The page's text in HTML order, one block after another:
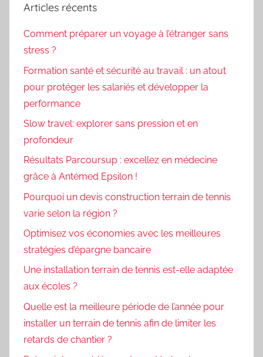
Articles récents
Comment préparer un voyage à l’étranger sans
stress ?
Formation santé et sécurité au travail : un atout
pour protéger les salariés et développer la
performance
Slow travel: explorer sans pression et en
profondeur
Résultats Parcoursup : excellez en médecine
grâce à Antémed Epsilon !
Pourquoi un devis construction terrain de tennis
varie selon la région ?
Optimisez vos économies avec les meilleures
stratégies d’épargne bancaire
Une installation terrain de tennis est-elle adaptée
aux écoles ?
Quelle est la meilleure période de l’année pour
installer un terrain de tennis afin de limiter les
retards de chantier ?